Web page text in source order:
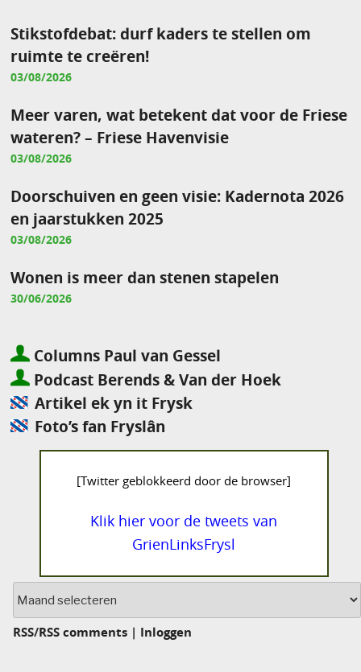
Stikstofdebat: durf kaders te stellen om
ruimte te creëren!
03/08/2026
Meer varen, wat betekent dat voor de Friese
wateren? – Friese Havenvisie
03/08/2026
Doorschuiven en geen visie: Kadernota 2026
en jaarstukken 2025
03/08/2026
Wonen is meer dan stenen stapelen
30/06/2026
Columns Paul van Gessel
Podcast Berends & Van der Hoek
Artikel ek yn it Frysk
Foto’s fan Fryslân
[Twitter geblokkeerd door de browser]
Klik hier voor de tweets van
GrienLinksFrysl
RSS/RSS comments | Inloggen